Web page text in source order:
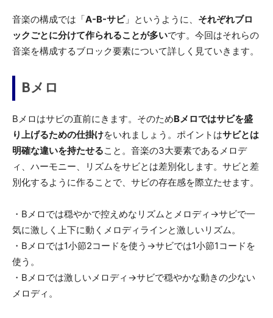
音楽の構成では「A-B-サビ」というように、 それぞれブロ
ックごとに分けて作られることが多いです。今回はそれらの
音楽を構成するブロック要素について詳しく見ていきます。
Bメロ
Bメロはサビの直前にきます。そのためBメロではサビを盛
り上げるための仕掛けをいれましょう。ポイントはサビとは
明確な違いを持たせること。音楽の3大要素であるメロデ
ィ、ハーモニー、リズムをサビとは差別化します。サビと差
別化するように作ることで、サビの存在感を際立たせます。
・Bメロでは穏やかで控えめなリズムとメロディ→サビで一
気に激しく上下に動くメロディラインと激しいリズム。
・Bメロでは1小節2コードを使う→サビでは1小節1コードを
使う。
・Bメロでは激しいメロディ→サビで穏やかな動きの少ない
メロディ。